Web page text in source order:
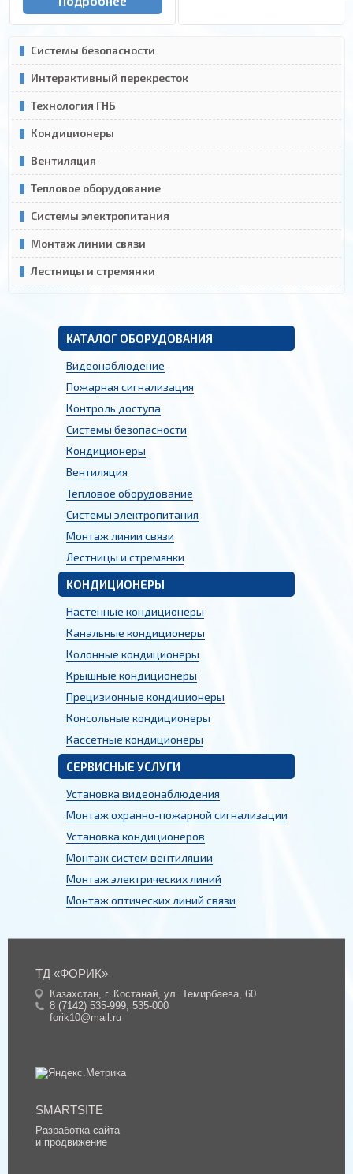
Системы безопасности
Интерактивный перекресток
Технология ГНБ
Кондиционеры
Вентиляция
Тепловое оборудование
Системы электропитания
Монтаж линии связи
Лестницы и стремянки
КАТАЛОГ ОБОРУДОВАНИЯ
Видеонаблюдение
Пожарная сигнализация
Контроль доступа
Системы безопасности
Кондиционеры
Вентиляция
Тепловое оборудование
Системы электропитания
Монтаж линии связи
Лестницы и стремянки
КОНДИЦИОНЕРЫ
Настенные кондиционеры
Канальные кондиционеры
Колонные кондиционеры
Крышные кондиционеры
Прецизионные кондиционеры
Консольные кондиционеры
Кассетные кондиционеры
СЕРВИСНЫЕ УСЛУГИ
Установка видеонаблюдения
Монтаж охранно-пожарной сигнализации
Установка кондиционеров
Монтаж систем вентиляции
Монтаж электрических линий
Монтаж оптических линий связи
ТД «ФОРИК»
Казахстан, г. Костанай, ул. Темирбаева, 60
8 (7142) 535-999, 535-000
forik10@mail.ru
SMARTSITE
Разработка сайта
и продвижение